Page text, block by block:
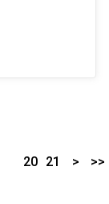
20 21 > >>